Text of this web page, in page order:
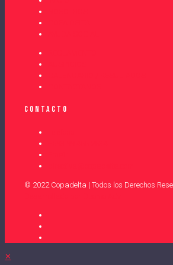
Contacto
© 2022 Copadelta | Todos los Derechos
✕